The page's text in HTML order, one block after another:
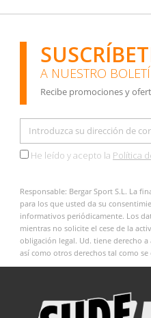
A NUESTRO
Recibe promociones y
He leído y acepto la Política
Responsable: Bergar Sport S.L. La
para los que usted da su
informativos periódicamente. Los
mientras no solicite el cese de la
obligación legal. Ud. tiene derecho
así como otros derechos tal como se